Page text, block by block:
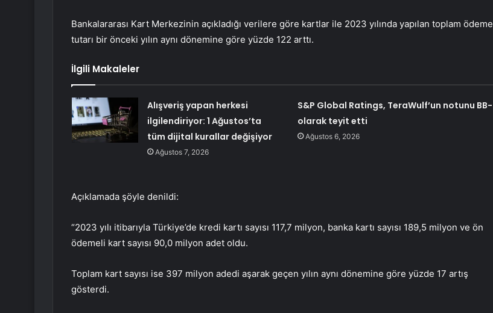
Bankalararası Kart Merkezinin açıkladığı verilere göre kartlar ile 2023 yılında yapılan toplam ödeme
tutarı bir önceki yılın aynı dönemine göre yüzde 122 arttı.
İlgili Makaleler
Alışveriş yapan herkesi
ilgilendiriyor: 1 Ağustos’ta
tüm dijital kurallar değişiyor
Ağustos 7, 2026
S&P Global Ratings, TeraWulf’un notunu BB-
olarak teyit etti
Ağustos 6, 2026
Açıklamada şöyle denildi:
“2023 yılı itibarıyla Türkiye’de kredi kartı sayısı 117,7 milyon, banka kartı sayısı 189,5 milyon ve ön
ödemeli kart sayısı 90,0 milyon adet oldu.
Toplam kart sayısı ise 397 milyon adedi aşarak geçen yılın aynı dönemine göre yüzde 17 artış
gösterdi.